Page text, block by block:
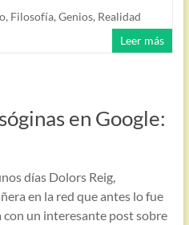
, Filosofía, Genios, Realidad
Leer más
en Google:
días Dolors Reig,
en la red que antes lo fue
un interesante post sobre